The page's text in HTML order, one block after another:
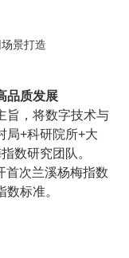
品质发展
旨，将数字技术与
局+科研院所+大
数研究团队。
首次兰溪杨梅指数
标准。